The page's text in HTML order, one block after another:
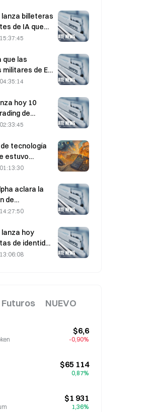
seguridad»
lanza billeteras
de IA que
pagos
que las
de EE.
el acuerdo
de
hoy 10
de
20:00
tecnología
estuvo
el incidente
de
cuatro
por
millones de
aclara la
de
de
a los
billeteras,
los usuarios
hoy
de identidad
agentes
Futuros NUEVO
$6,6
-0,90%
$65 114
0,87%
$1 931
1,36%